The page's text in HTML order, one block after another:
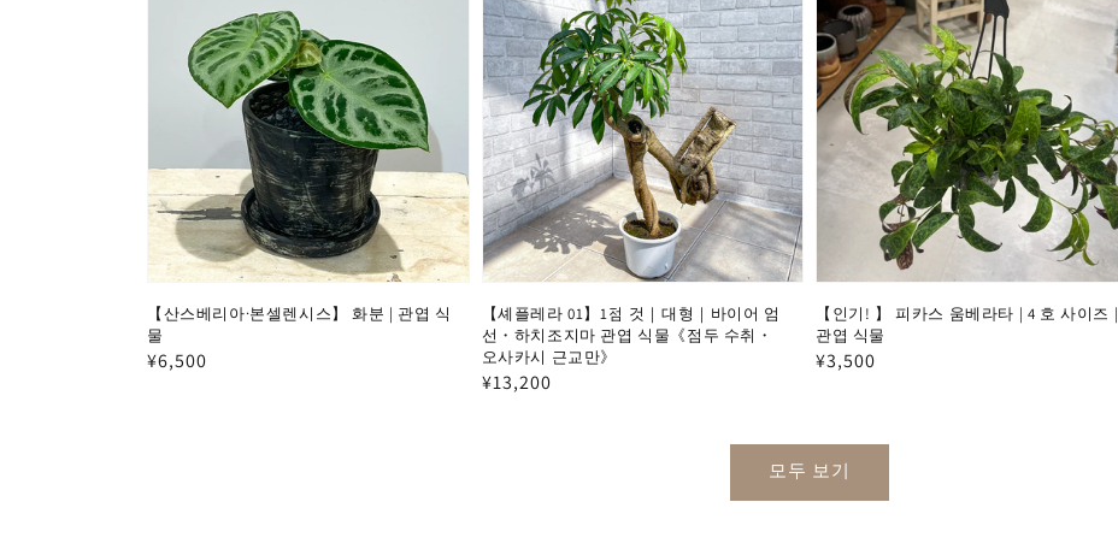
【산스베리아·본셀렌시스】 화분 | 관엽 식
물
정
¥6,500
【셰플레라 01】1점 것｜대형｜바이어 엄
선・하치조지마 관엽 식물《점두 수취・
오사카시 근교만》
정
¥13,200
【인기! 】 피카스 움베라타 | 4 호 사이즈 |
관엽 식물
정
¥3,500
모두 보기